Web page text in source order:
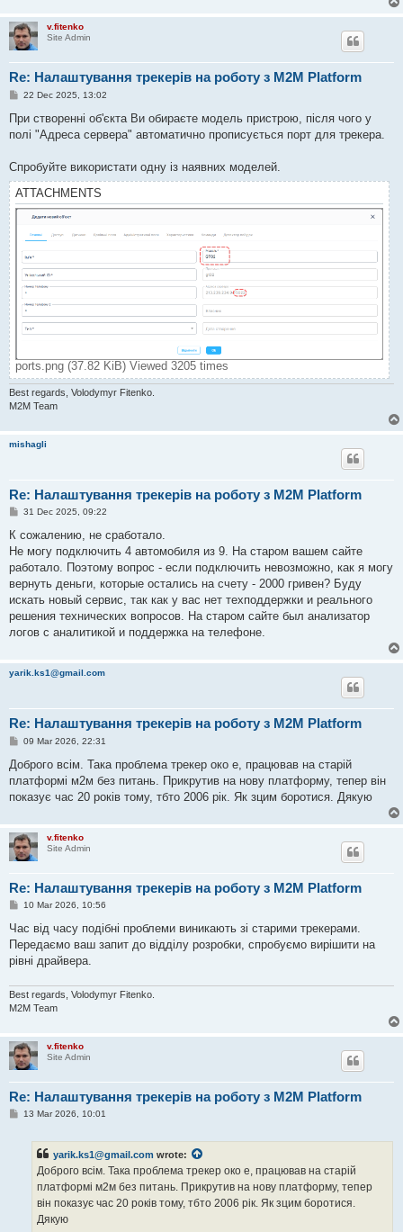
v.fitenko
Site Admin
Re: Налаштування трекерів на роботу з M2M Platform
P
s
22 Dec 2025, 13:02
При створенні об'єкта Ви обираєте модель пристрою, після чого у
полі "Адреса сервера" автоматично прописується порт для трекера.
Спробуйте використати одну із наявних моделей.
ATTACHMENTS
ports.png (37.82 KiB) Viewed 3205 times
Best regards, Volodymyr Fitenko.
M2M Team
mishagli
Re: Налаштування трекерів на роботу з M2M Platform
P
s
31 Dec 2025, 09:22
К сожалению, не сработало.
Не могу подключить 4 автомобиля из 9. На старом вашем сайте
работало. Поэтому вопрос - если подключить невозможно, как я могу
вернуть деньги, которые остались на счету - 2000 гривен? Буду
искать новый сервис, так как у вас нет техподдержки и реального
решения технических вопросов. На старом сайте был анализатор
логов с аналитикой и поддержка на телефоне.
yarik.ks1@gmail.com
Re: Налаштування трекерів на роботу з M2M Platform
P
s
09 Mar 2026, 22:31
Доброго всім. Така проблема трекер око е, працював на старій
платформі м2м без питань. Прикрутив на нову платформу, тепер він
показує час 20 років тому, тбто 2006 рік. Як зцим боротися. Дякую
v.fitenko
Site Admin
Re: Налаштування трекерів на роботу з M2M Platform
P
s
10 Mar 2026, 10:56
Час від часу подібні проблеми виникають зі старими трекерами.
Передаємо ваш запит до відділу розробки, спробуємо вирішити на
рівні драйвера.
Best regards, Volodymyr Fitenko.
M2M Team
v.fitenko
Site Admin
Re: Налаштування трекерів на роботу з M2M Platform
P13 Mar 2026, 10:01
yarik.ks1@gmail.com wrote:
Доброго всім. Така проблема трекер око е, працював на старій
платформі м2м без питань. Прикрутив на нову платформу, тепер
він показує час 20 років тому, тбто 2006 рік. Як зцим боротися.
Дякую